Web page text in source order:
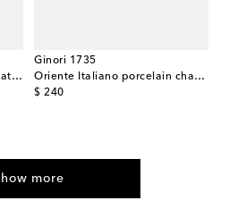
Oriente Italiano porcelain platter
Ginori 1735
Oriente Italiano porcelain charger plate
$ 240
original price
more